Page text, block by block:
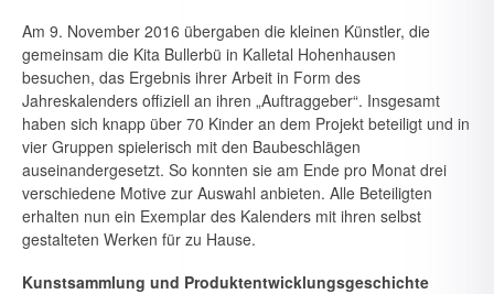
Am 9. November 2016 übergaben die kleinen Künstler, die
gemeinsam die Kita Bullerbü in Kalletal Hohenhausen
be­suchen, das Ergebnis ihrer Arbeit in Form des
Jahreskalenders offiziell an ihren „Auftraggeber“. Insgesamt
haben sich knapp über 70 Kinder an dem Projekt beteiligt und in
vier Gruppen spielerisch mit den Baubeschlägen
auseinandergesetzt. So konnten sie am Ende pro Monat drei
verschiedene Motive zur Auswahl anbieten. Alle Beteiligten
erhalten nun ein Exemplar des Kalenders mit ihren selbst
gestalteten Werken für zu Hause.
Kunstsammlung und Produktentwicklungsgeschichte